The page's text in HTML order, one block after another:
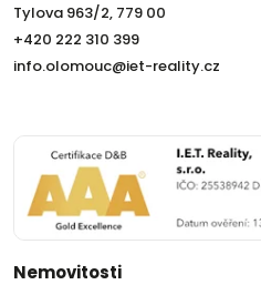
Tylova 963/2, 779 00
+420 222 310 399
info.olomouc@iet-reality.cz
Nemovitosti